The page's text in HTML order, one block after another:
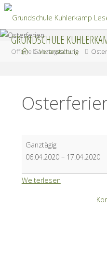
Zum
Inhalt
springen
GRUNDSCHULE
Offene Ganztagsschule
StartVeranstaltung
Osterferien
Ganztägig
06.04.2020 – 17.04.2020
Weiterlesen